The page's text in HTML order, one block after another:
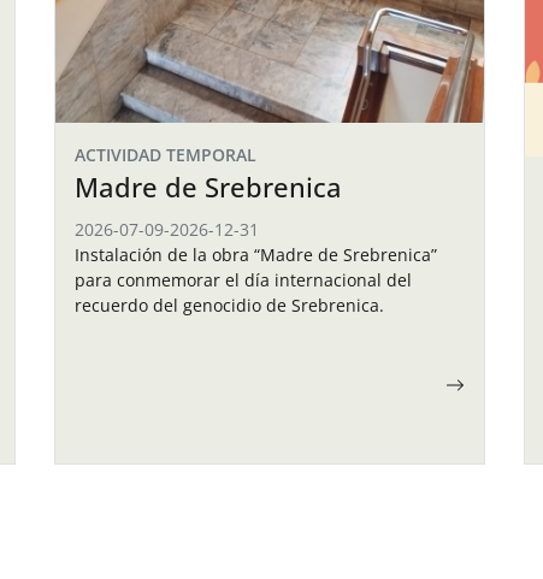
ACTIVIDAD TEMPORAL
Madre de Srebrenica
2026-07-09-2026-12-31
Instalación de la obra “Madre de Srebrenica”
para conmemorar el día internacional del
recuerdo del genocidio de Srebrenica.